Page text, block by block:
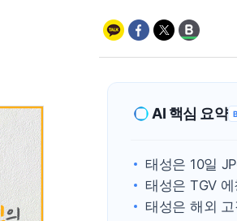
AI 핵심 요약
태성은 10일
태성은 TGV
태성은 해외